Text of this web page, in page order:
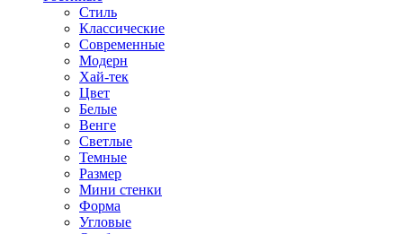
Стиль
Классические
Современные
Модерн
Хай-тек
Цвет
Белые
Венге
Светлые
Темные
Размер
Мини стенки
Форма
Угловые